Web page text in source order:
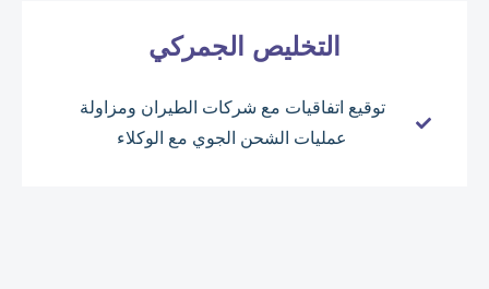
التخليص الجمركي
توقيع اتفاقيات مع شركات الطيران ومزاولة
عمليات الشحن الجوي مع الوكلاء